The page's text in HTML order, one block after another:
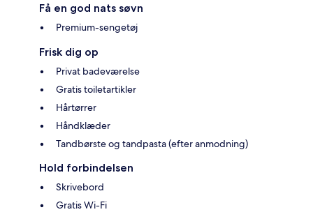
Få en god nats søvn
Premium-sengetøj
Frisk dig op
Privat badeværelse
Gratis toiletartikler
Hårtørrer
Håndklæder
Tandbørste og tandpasta (efter anmodning)
Hold forbindelsen
Skrivebord
Gratis Wi-Fi